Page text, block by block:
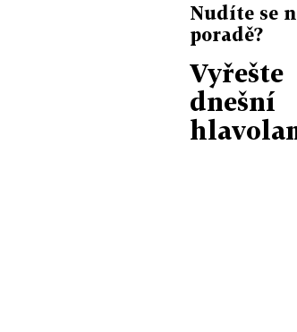
Nudíte se
poradě?
Vyřešte
dnešní